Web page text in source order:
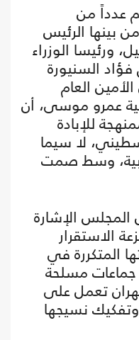
عدداً من
بينها الرئيس
ورئيسا الوزراء
فؤاد السنيورة
العام
عمرو موسى، أن
للإبادة
لا سيما
وسط صمت
الإشارة
الاستقرار
المتكررة في
جماعات مسلحة
تعمل على
نسيجها